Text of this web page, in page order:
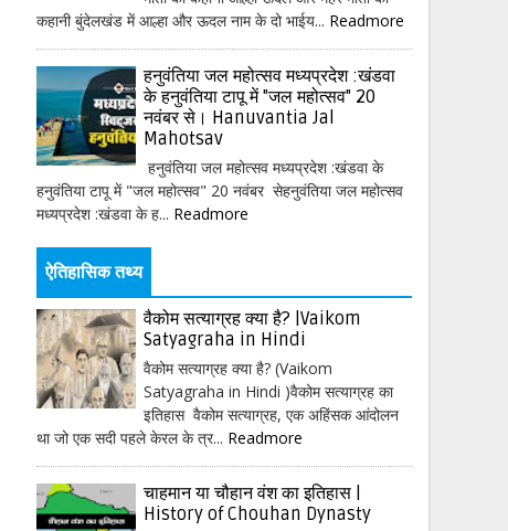
कहानी बुंदेलखंड में आल्हा और ऊदल नाम के दो भाईय... Readmore
हनुवंतिया जल महोत्सव मध्यप्रदेश :खंडवा
के हनुवंतिया टापू में "जल महोत्सव" 20
नवंबर से। Hanuvantia Jal
Mahotsav
हनुवंतिया जल महोत्सव मध्यप्रदेश :खंडवा के
हनुवंतिया टापू में "जल महोत्सव" 20 नवंबर सेहनुवंतिया जल महोत्सव
मध्यप्रदेश :खंडवा के ह... Readmore
ऐतिहासिक तथ्य
वैकोम सत्याग्रह क्या है? |Vaikom
Satyagraha in Hindi
वैकोम सत्याग्रह क्या है? (Vaikom
Satyagraha in Hindi )वैकोम सत्याग्रह का
इतिहास वैकोम सत्याग्रह, एक अहिंसक आंदोलन
था जो एक सदी पहले केरल के त्र... Readmore
चाहमान या चौहान वंश का इतिहास |
History of Chouhan Dynasty